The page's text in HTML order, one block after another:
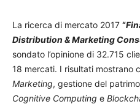
La ricerca di mercato 2017 “
Distribution & Marketing
sondato l’opinione di 32.715
18 mercati. I risultati mostrano
Marketing, gestione del
Cognitive Computing e